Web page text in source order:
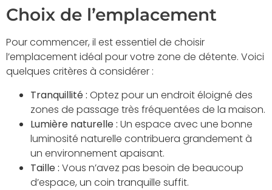
Choix de l’emplacement
Pour commencer, il est essentiel de choisir
l’emplacement idéal pour votre zone de détente. Voici
quelques critères à considérer :
Tranquillité : Optez pour un endroit éloigné des
zones de passage très fréquentées de la maison.
Lumière naturelle : Un espace avec une bonne
luminosité naturelle contribuera grandement à
un environnement apaisant.
Taille : Vous n’avez pas besoin de beaucoup
d’espace, un coin tranquille suffit.